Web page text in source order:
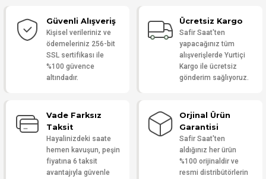
Yorum Yaz
Güvenli Alışveriş
Kişisel verileriniz ve
ödemeleriniz 256-bit
SSL sertifikası ile
%100 güvence
altındadır.
Ücretsiz Kargo
Safir Saat'ten
yapacağınız tüm
alışverişlerde Yurtiçi
Kargo ile ücretsiz
gönderim sağlıyoruz.
Vade Farksız
Taksit
Hayalinizdeki saate
hemen kavuşun, peşin
fiyatına 6 taksit
avantajıyla güvenle
Orjinal Ürün
Garantisi
Safir Saat'ten
aldığınız her ürün
%100 orijinaldir ve
resmi distribütörlerin